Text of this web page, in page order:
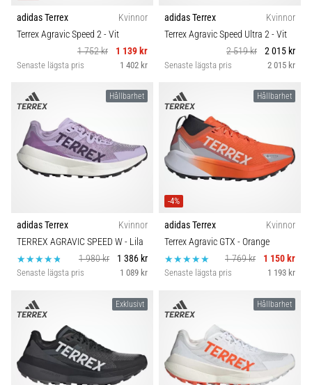
adidas Terrex
Kvinnor
Terrex Agravic Speed 2- Vit
1 752 kr
1 139 kr
Senaste lägsta pris 1 402 kr
adidas Terrex
Kvinnor
Terrex Agravic Speed Ultra 2- Vit
2 519 kr
2 015 kr
Senaste lägsta pris 2 015 kr
Hållbarhet
adidas Terrex
Kvinnor
TERREX AGRAVIC SPEED W- Lila
1 980 kr
1 386 kr
Senaste lägsta pris 1 089 kr
Hållbarhet
-4%
adidas Terrex
Kvinnor
Terrex Agravic GTX - Orange
1 769 kr
1 150 kr
Senaste lägsta pris 1 193 kr
Exklusivt Hållbarhet